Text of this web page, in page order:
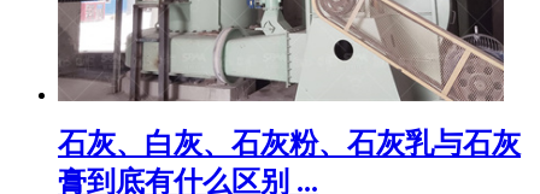
石灰、白灰、石灰粉、石灰乳与石灰
膏到底有什么区别 ...